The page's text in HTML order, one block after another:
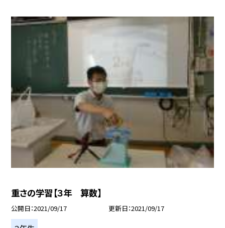
重さの学習【３年 算数】
公開日 2021/09/17 更新日 2021/09/17